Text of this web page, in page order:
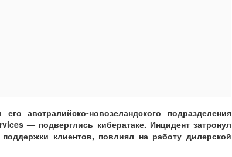
австралийско-новозеландского подразделения
— подверглись кибератаке. Инцидент затронул
клиентов, повлиял на работу дилерской